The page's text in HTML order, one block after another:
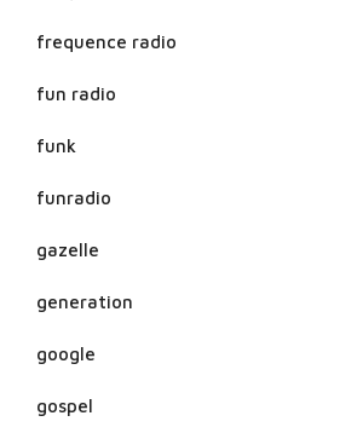
frequence radio
fun radio
funk
funradio
gazelle
generation
google
gospel